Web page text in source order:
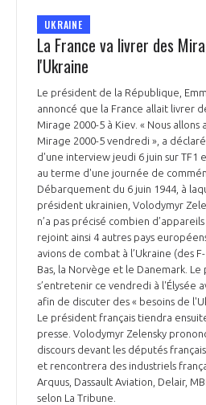
UKRAINE
La France va livrer des
l'Ukraine
Le président de la République,
annoncé que la France allait livrer
Mirage 2000-5 à Kiev. « Nous allons
Mirage 2000-5 vendredi », a
d'une interview jeudi 6 juin sur TF1
au terme d'une journée de
Débarquement du 6 juin 1944, à
président ukrainien, Volodymyr
n’a pas précisé combien
rejoint ainsi 4 autres pays
avions de combat à l’Ukraine (des
Bas, la Norvège et le Danemark.
s’entretenir ce vendredi à l'Élysée
afin de discuter des « besoins de
Le président français tiendra
presse. Volodymyr Zelensky
discours devant les députés
et rencontrera des industriels
Arquus, Dassault Aviation, Delair,
selon La Tribune.